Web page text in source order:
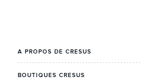
A PROPOS DE CRESUS
L'Histoire de Cresus
BOUTIQUES CRESUS